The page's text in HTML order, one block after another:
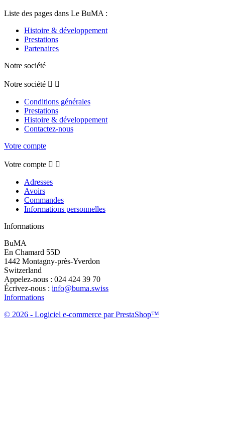
Liste des pages dans Le BuMA :
Histoire & développement
Prestations
Partenaires
Notre société
Notre société  
Conditions générales
Prestations
Histoire & développement
Contactez-nous
Votre compte
Votre compte  
Adresses
Avoirs
Commandes
Informations personnelles
Informations
BuMA
En Chamard 55D
1442 Montagny-près-Yverdon
Switzerland
Appelez-nous : 024 424 39 70
Écrivez-nous : info@buma.swiss
Informations
© 2026 - Logiciel e-commerce par PrestaShop™